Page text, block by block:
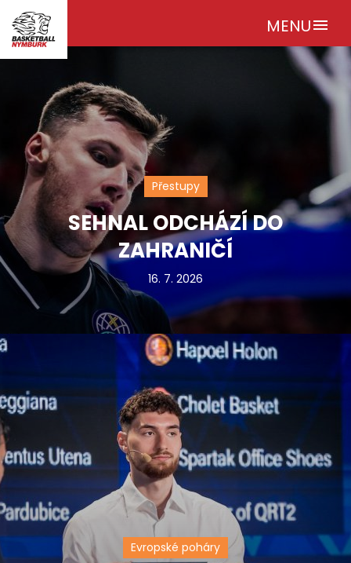
MENUmenu
Přestupy
SEHNAL ODCHÁZÍ DO
ZAHRANIČÍ
16. 7. 2026
Evropské poháry